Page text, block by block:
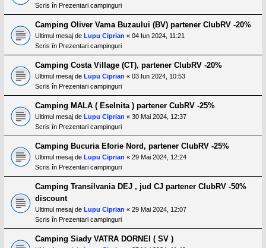
Scris în Prezentari campinguri
Camping Oliver Vama Buzaului (BV) partener ClubRV -20%
Ultimul mesaj de Lupu Ciprian « 04 Iun 2024, 11:21
Scris în Prezentari campinguri
Camping Costa Village (CT), partener ClubRV -20%
Ultimul mesaj de Lupu Ciprian « 03 Iun 2024, 10:53
Scris în Prezentari campinguri
Camping MALA ( Eselnita ) partener CubRV -25%
Ultimul mesaj de Lupu Ciprian « 30 Mai 2024, 12:37
Scris în Prezentari campinguri
Camping Bucuria Eforie Nord, partener ClubRV -25%
Ultimul mesaj de Lupu Ciprian « 29 Mai 2024, 12:24
Scris în Prezentari campinguri
Camping Transilvania DEJ , jud CJ partener ClubRV -50%
discount
Ultimul mesaj de Lupu Ciprian « 29 Mai 2024, 12:07
Scris în Prezentari campinguri
Camping Siady VATRA DORNEI ( SV )